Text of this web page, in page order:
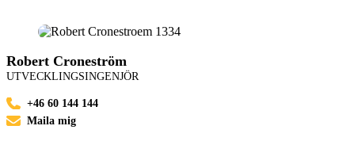
Robert Croneström
UTVECKLINGSINGENJÖR
+46 60 144 144
Maila mig